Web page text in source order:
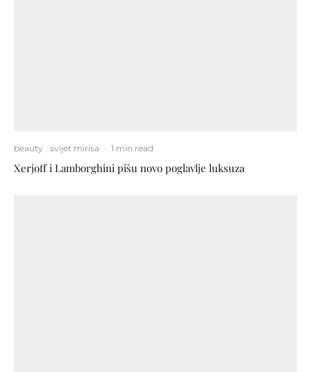
beauty svijet mirisa · 1 min read
Xerjoff i Lamborghini pišu novo poglavlje luksuza